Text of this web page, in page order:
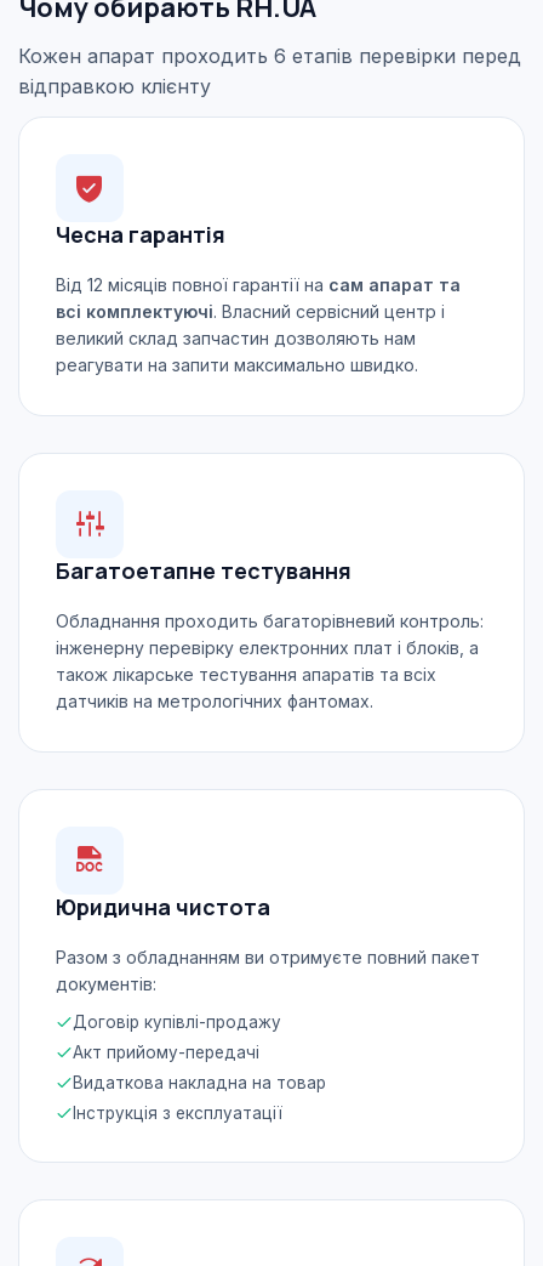
Чому обирають RH.UA
Кожен апарат проходить 6 етапів перевірки перед
відправкою клієнту
Чесна гарантія
Від 12 місяців повної гарантії на сам апарат та
всі комплектуючі. Власний сервісний центр і
великий склад запчастин дозволяють нам
реагувати на запити максимально швидко.
Багатоетапне тестування
Обладнання проходить багаторівневий контроль:
інженерну перевірку електронних плат і блоків, а
також лікарське тестування апаратів та всіх
датчиків на метрологічних фантомах.
Юридична чистота
Разом з обладнанням ви отримуєте повний пакет
документів:
Договір купівлі-продажу
Акт прийому-передачі
Видаткова накладна на товар
Інструкція з експлуатації